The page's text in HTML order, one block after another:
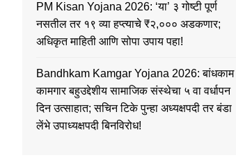
PM Kisan Yojana 2026: ‘या’ ३ गोष्टी पूर्ण
नसतील तर १९ व्या हप्त्याचे ₹२,००० अडकणार;
अधिकृत माहिती आणि सोपा उपाय पहा!
Bandhkam Kamgar Yojana 2026: बांधकाम
कामगार बहुउद्देशीय सामाजिक संस्थेचा ५ वा वर्धापन
दिन उत्साहात; सचिन टिके पुन्हा अध्यक्षपदी तर बंडा
लेंभे उपाध्यक्षपदी बिनविरोध!